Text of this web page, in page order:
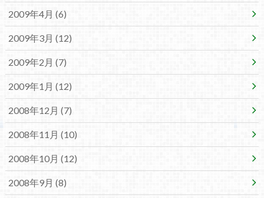
2009年4月 (6)
2009年3月 (12)
2009年2月 (7)
2009年1月 (12)
2008年12月 (7)
2008年11月 (10)
2008年10月 (12)
2008年9月 (8)